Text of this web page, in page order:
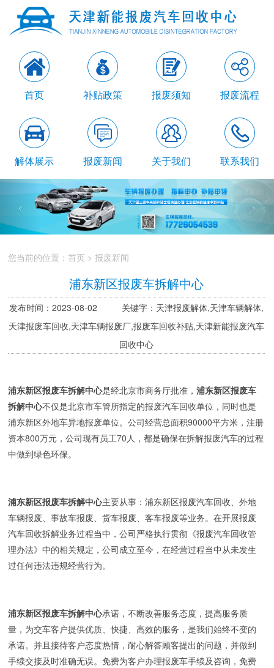
首页 补贴政策 报废须知 报废流程
解体展示 报废新闻 关于我们 联系我们
您当前的位置：首页 >报废新闻
浦东新区报废车拆解中心
发布时间：2023-08-02 关键字：天津报废解体,天津车辆解体,
天津报废车回收,天津车辆报废厂,报废车回收补贴,天津新能报废汽车
回收中心
浦东新区报废车拆解中心是经北京市商务厅批准，浦东新区报废车
拆解中心不仅是北京市车管所指定的报废汽车回收单位，同时也是
浦东新区外地车异地报废单位。公司经营总面积90000平方米，注册
资本800万元，公司现有员工70人，都是确保在拆解报废汽车的过程
中做到绿色环保。
浦东新区报废车拆解中心主要从事：浦东新区报废汽车回收、外地
车辆报废、事故车报废、货车报废、客车报废等业务。在开展报废
汽车回收拆解业务过程当中，公司严格执行贯彻《报废汽车回收管
理办法》中的相关规定，公司成立至今，在经营过程当中从未发生
过任何违法违规经营行为。
浦东新区报废车拆解中心承诺，不断改善服务态度，提高服务质
量，为交车客户提供优质、快捷、高效的服务，是我们始终不变的
承诺。并且接待客户态度热情，耐心解答顾客提出的问题，并做到
手续交接及时准确无误。免费为客户办理报废车手续及咨询，免费